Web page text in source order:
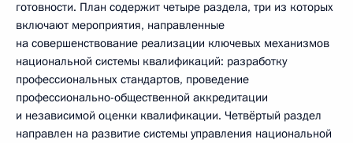
готовности. План содержит четыре раздела, три из которых
включают мероприятия, направленные
на совершенствование реализации ключевых механизмов
национальной системы квалификаций: разработку
профессиональных стандартов, проведение
профессионально-общественной аккредитации
и независимой оценки квалификации. Четвёртый раздел
направлен на развитие системы управления национальной